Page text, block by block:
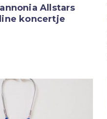
Allstars
koncertje